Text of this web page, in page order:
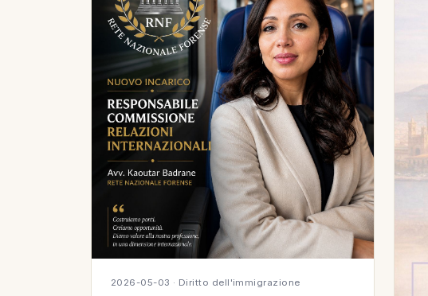
2026-05-03 · Diritto dell'immigrazione